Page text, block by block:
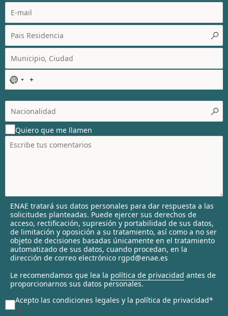
N
o
c
o
u
n
t
l
e
c
t
e
d
Quiero que me llamen
ENAE tratará sus datos personales para dar respuesta a las
solicitudes planteadas. Puede ejercer sus derechos de
acceso, rectificación, supresión y portabilidad de sus datos,
de limitación y oposición a su tratamiento, así como a no ser
objeto de decisiones basadas únicamente en el tratamiento
automatizado de sus datos, cuando procedan, en la
dirección de correo electrónico rgpd@enae.es
Le recomendamos que lea la política de privacidad antes de
proporcionarnos sus datos personales.
Acepto las condiciones legales y la política de privacidad*